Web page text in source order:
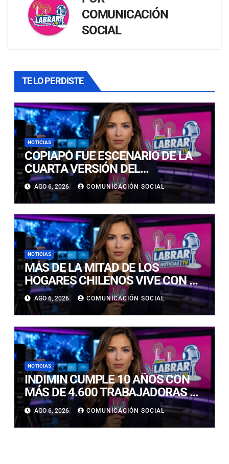
COMUNICACIÓN
SOCIAL
TE LO PERDISTE
NOTICIAS
COPIAPÓ FUE ESCENARIO DE LA
CUARTA VERSIÓN DEL
CAMPEONATO REGIONAL DE
BANDAS DE GUERRA
ESTUDIANTILES
AGO 6, 2026 COMUNICACIÓN SOCIAL
NOTICIAS
MÁS DE LA MITAD DE LOS
HOGARES CHILENOS VIVE CON UN
GATO: LAS CLAVES PARA
CUIDARLOS Y PREVENIR
PROBLEMAS DE SALUD
AGO 6, 2026 COMUNICACIÓN SOCIAL
NOTICIAS
INDIMIN CUMPLE 10 AÑOS CON
MÁS DE 4.600 TRABAJADORAS Y
TRABAJADORES IMPACTADOS
POR SUS SOLUCIONES
TECNOLÓGICAS EN MINERÍA
AGO 6, 2026 COMUNICACIÓN SOCIAL